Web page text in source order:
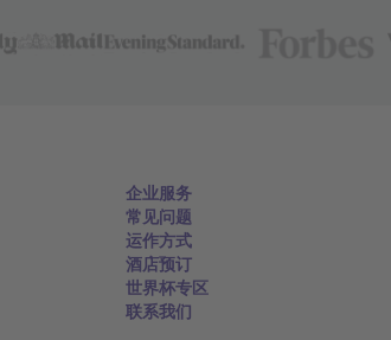
企业服务
常见问题
运作方式
酒店预订
世界杯专区
联系我们